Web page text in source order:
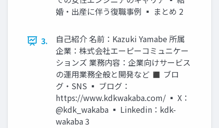
婚・出産に伴う復職事例 ▪ まとめ 2
3.
自己紹介 名前：Kazuki Yamabe 所属
企業：株式会社エーピーコミュニケー
ションズ 業務内容：企業向けサービス
の運用業務全般と開発など ◼ ブロ
グ・SNS ▪ ブログ：
https://www.kdkwakaba.com/ ▪ X：
@kdk_wakaba ▪ Linkedin：kdk-
wakaba 3